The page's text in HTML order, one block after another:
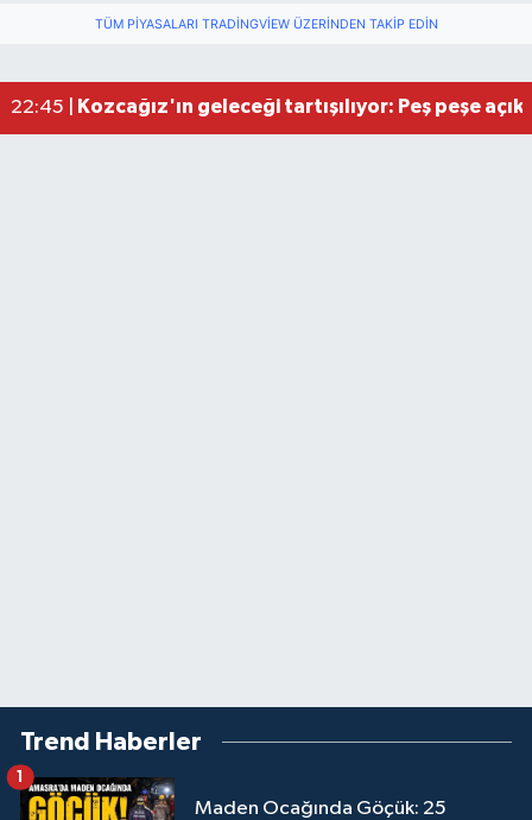
TÜM PIYASALARI TRADINGVIEW ÜZERINDEN TAKIP EDIN
22:45 | Kozcağız'ın geleceği tartışılıyor: Peş peşe
Trend Haberler
Maden Ocağında Göçük: 25
1